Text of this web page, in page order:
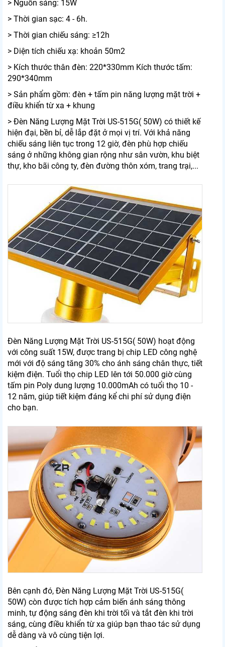
> Nguồn sáng: 15W
> Thời gian sạc: 4 - 6h.
> Thời gian chiếu sáng: ≥12h
> Diện tích chiếu xạ: khoản 50m2
> Kích thước thân đèn: 220*330mm Kích thước tấm:
290*340mm
> Sản phẩm gồm: đèn + tấm pin năng lượng mặt trời +
điều khiển từ xa + khung
> Đèn Năng Lượng Mặt Trời US-515G( 50W) có thiết kế
hiện đại, bền bỉ, dễ lắp đặt ở mọi vị trí. Với khả năng
chiếu sáng liên tục trong 12 giờ, đèn phù hợp chiếu
sáng ở những không gian rộng như sân vườn, khu biệt
thự, kho bãi công ty, đèn đường thôn xóm, trang trại,...
Đèn Năng Lượng Mặt Trời US-515G( 50W) hoạt động
với công suất 15W, được trang bị chip LED công nghệ
mới với độ sáng tăng 30% cho ánh sáng chân thực, tiết
kiệm điện. Tuổi thọ chip LED lên tới 50.000 giờ cùng
tấm pin Poly dung lượng 10.000mAh có tuổi thọ 10 -
12 năm, giúp tiết kiệm đáng kể chi phí sử dụng điện
cho bạn.
Bên cạnh đó, Đèn Năng Lượng Mặt Trời US-515G(
50W) còn được tích hợp cảm biến ánh sáng thông
minh, tự động sáng đèn khi trời tối và tắt đèn khi trời
sáng, cùng điều khiển từ xa giúp bạn thao tác sử dụng
dễ dàng và vô cùng tiện lợi.